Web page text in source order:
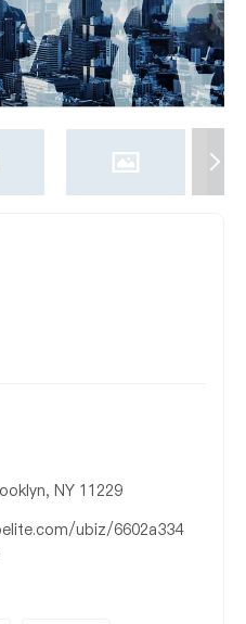
利组织
NY 11229
ubiz/6602a334